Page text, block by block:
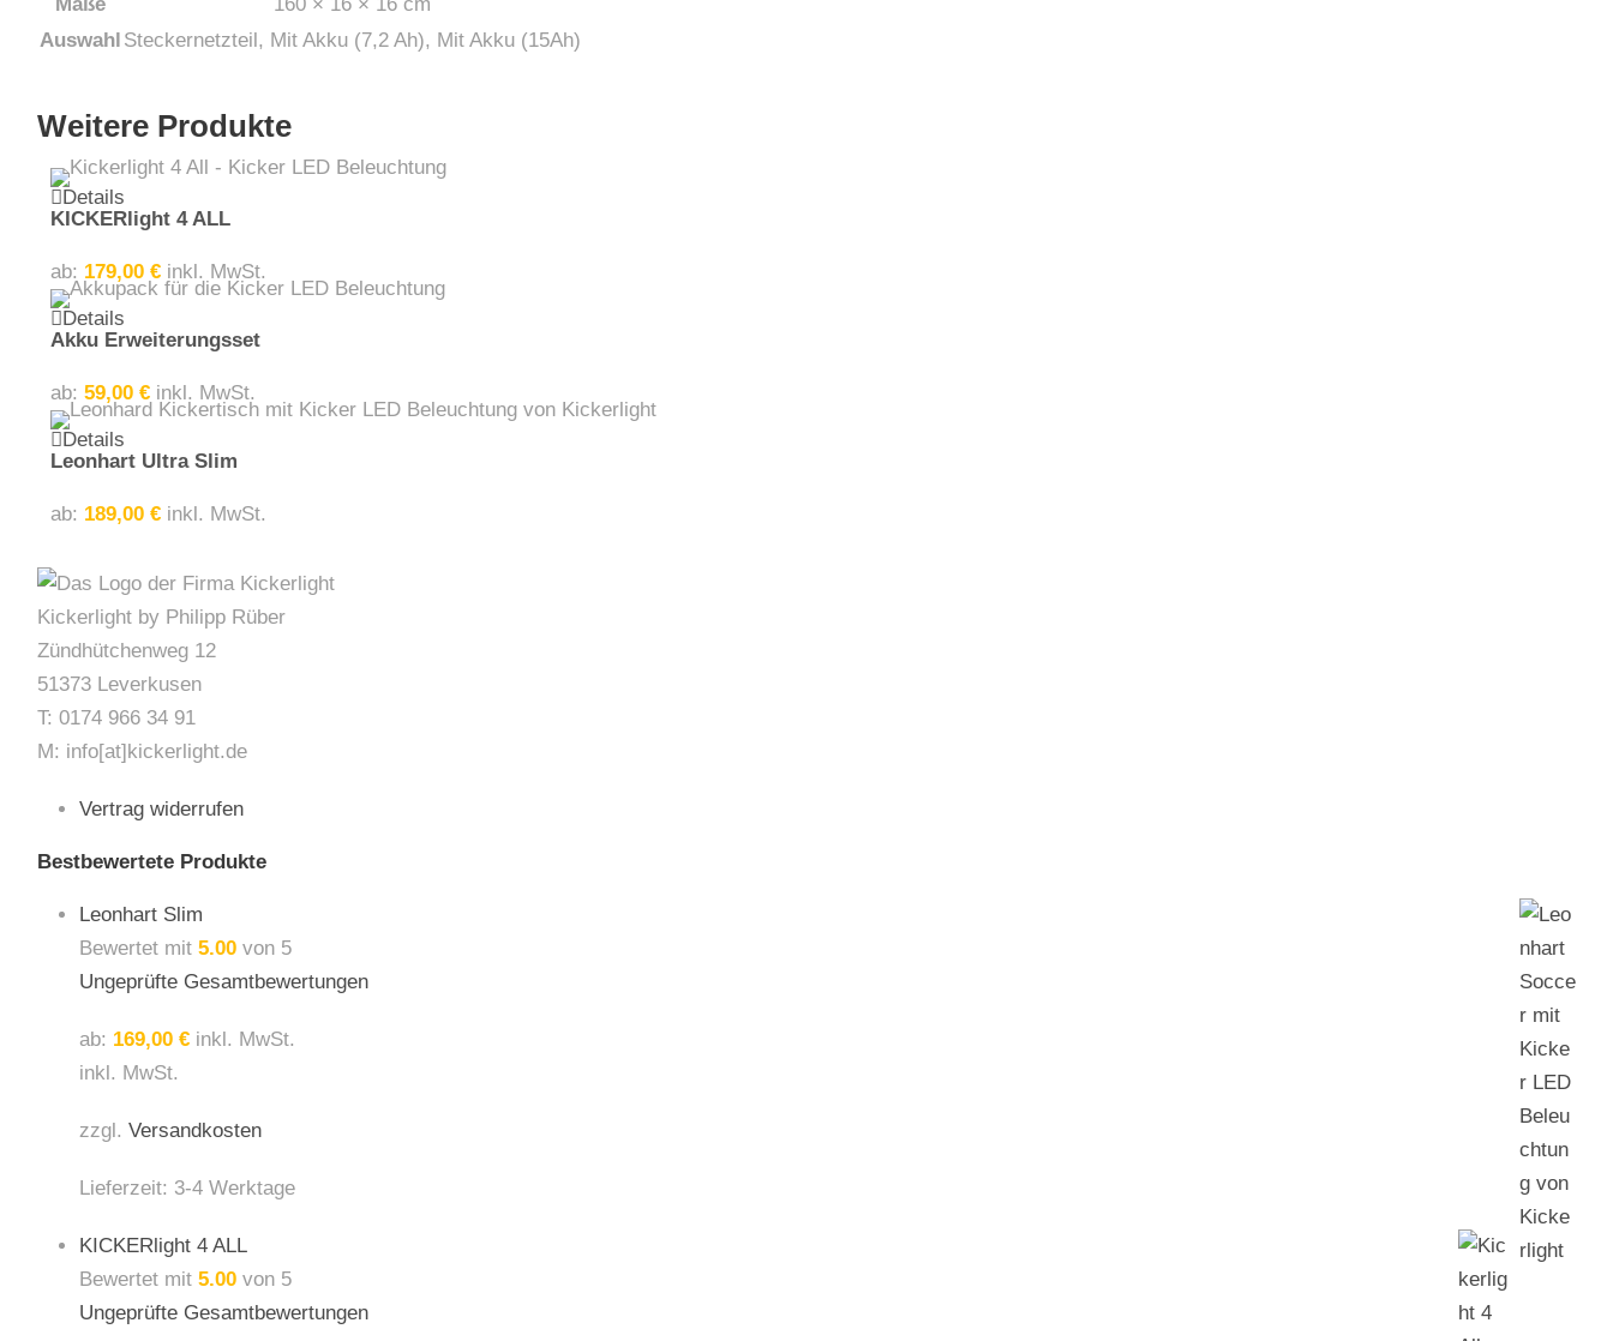
Auswahl Steckernetzteil, Mit Akku (7,2 Ah), Mit Akku (15Ah)
Weitere Produkte
Details
KICKERlight 4 ALL
ab: 179,00 € inkl. MwSt.
Details
Akku Erweiterungsset
ab: 59,00 € inkl. MwSt.
Details
Leonhart Ultra Slim
ab: 189,00 € inkl. MwSt.
Kickerlight by Philipp Rüber
Zündhütchenweg 12
51373 Leverkusen
T: 0174 966 34 91
M: info[at]kickerlight.de
Vertrag widerrufen
Bestbewertete Produkte
Leonhart Slim
Bewertet mit 5.00 von 5
Ungeprüfte Gesamtbewertungen
ab: 169,00 € inkl. MwSt.
inkl. MwSt.
zzgl. Versandkosten
Lieferzeit: 3-4 Werktage
KICKERlight 4 ALL
Bewertet mit 5.00 von 5
Ungeprüfte Gesamtbewertungen